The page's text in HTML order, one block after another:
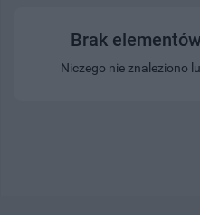
Brak
Niczego nie znaleziono